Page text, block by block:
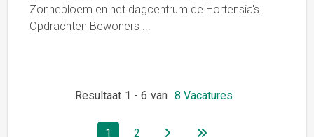
Zonnebloem en het dagcentrum de Hortensia's.
Opdrachten Bewoners ...
Resultaat 1 - 6 van 8 Vacatures
1 2